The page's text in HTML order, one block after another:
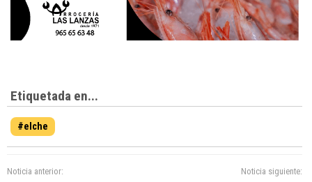
Etiquetada en...
#elche
Noticia anterior: Noticia siguiente: